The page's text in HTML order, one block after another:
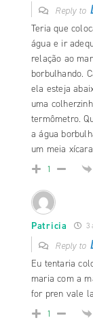
Reply to
Teria que
água e ir
relação ao
borbulhando.
ela esteja
uma
termômetro.
a água
um meia
1
Patricia 3
Reply to
Eu tentaria
maria com a
for pren vale
1